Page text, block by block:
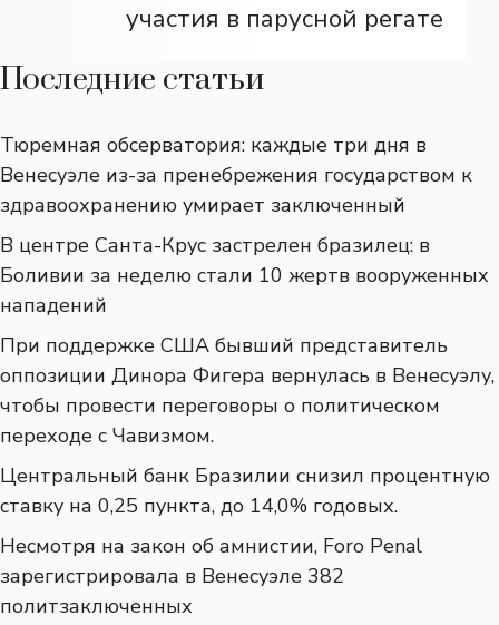
участия в парусной регате
Последние статьи
Тюремная обсерватория: каждые три дня в
Венесуэле из-за пренебрежения государством к
здравоохранению умирает заключенный
В центре Санта-Крус застрелен бразилец: в
Боливии за неделю стали 10 жертв вооруженных
нападений
При поддержке США бывший представитель
оппозиции Динора Фигера вернулась в Венесуэлу,
чтобы провести переговоры о политическом
переходе с Чавизмом.
Центральный банк Бразилии снизил процентную
ставку на 0,25 пункта, до 14,0% годовых.
Несмотря на закон об амнистии, Foro Penal
зарегистрировала в Венесуэле 382
политзаключенных